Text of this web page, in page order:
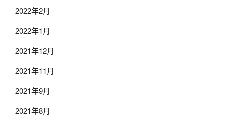
2022年2月
2022年1月
2021年12月
2021年11月
2021年9月
2021年8月